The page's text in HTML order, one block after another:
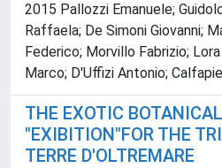
2015 Pallozzi Emanuele;
Raffaela; De Simoni Giovanni;
Federico; Morvillo Fabrizio;
Marco; D'Uffizi Antonio;
THE EXOTIC
"EXIBITION"FOR THE
TERRE D'OLTREMARE